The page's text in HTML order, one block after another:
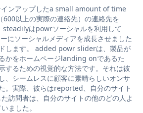
インアップしたa small amount of time
600以上の実際の連絡先）の連絡先を
steadilyはpowrソーシャルを利用して
にソーシャルメディアを成長させました
します。 added powr sliderは、製品が
かをホームページlanding onであるた
するための視覚的な方法です。それは彼
、シームレスに顧客に素晴らしいオンサ
。実際、彼らはreported、自分のサイト
訪問者は、自分のサイトの他のどの人よ
ました。